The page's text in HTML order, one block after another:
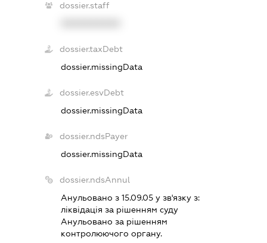
dossier.staff
dossier.taxDebt
dossier.missingData
dossier.esvDebt
dossier.missingData
dossier.ndsPayer
dossier.missingData
dossier.ndsAnnul
Анульовано з 15.09.05 у зв'язку з:
лiквiдацiя за рiшенням суду
Анульовано за рiшенням
контролюючого органу.